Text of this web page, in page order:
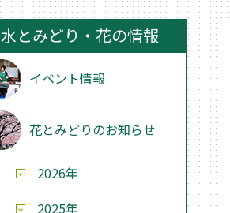
水とみどり・花の情報
イベント情報
花とみどりのお知らせ
2026年
2025年